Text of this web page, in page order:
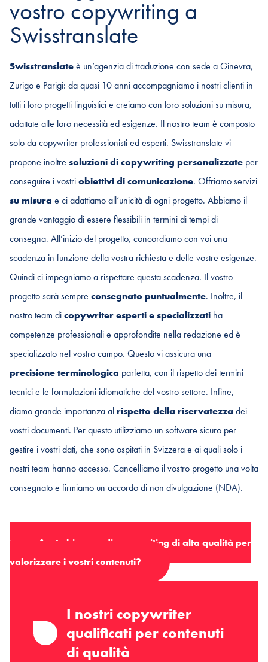
vostro copywriting a
Swisstranslate
Swisstranslateè un’agenzia di traduzione con sede a Ginevra,
Zurigo e Parigi: da quasi 10 anni accompagniamo i nostri clienti in
tutti i loro progetti linguistici e creiamo con loro soluzioni su misura,
adattate alle loro necessità ed esigenze. Il nostro team è composto
solo da copywriter professionisti ed esperti. Swisstranslate vi
propone inoltre soluzioni di copywriting personalizzate per
conseguire i vostriobiettivi di comunicazione. Offriamo servizi
su misura e ci adattiamo all’unicità di ogni progetto. Abbiamo il
grande vantaggio di essere flessibili in termini di tempi di
consegna. All’inizio del progetto, concordiamo con voi una
scadenza in funzione della vostra richiesta e delle vostre esigenze.
Quindi ci impegniamo a rispettare questa scadenza. Il vostro
progetto sarà sempre consegnato puntualmente. Inoltre, il
nostro team dicopywriter esperti e specializzati ha
competenze professionali e approfondite nella redazione ed è
specializzato nel vostro campo. Questo vi assicura una
precisione terminologica parfetta, con il rispetto dei termini
tecnici e le formulazioni idiomatiche del vostro settore. Infine,
diamo grande importanza alrispetto della riservatezza dei
vostri documenti. Per questo utilizziamo un software sicuro per
gestire i vostri dati, che sono ospitati in Svizzera e ai quali solo i
nostri team hanno accesso. Cancelliamo il vostro progetto una volta
consegnato e firmiamo un accordo di non divulgazione (NDA).
Avete bisogno di copywriting di alta qualità per
valorizzare i vostri contenuti?
I nostri copywriter
qualificati per contenuti
di qualità